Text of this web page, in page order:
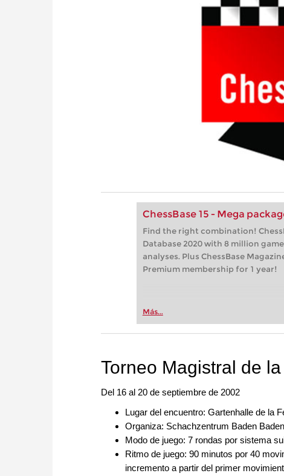
ChessBase 15 - Mega
Find the right combination!
Database 2020 with 8 million
analyses. Plus ChessBase
Premium membership for 1 year!
Más...
Torneo Magistral de
Del 16 al 20 de septiembre de 2002
Lugar del encuentro: Gartenhalle de la
Organiza: Schachzentrum Baden
Modo de juego: 7 rondas por sistema
Ritmo de juego: 90 minutos por 40
incremento a partir del primer